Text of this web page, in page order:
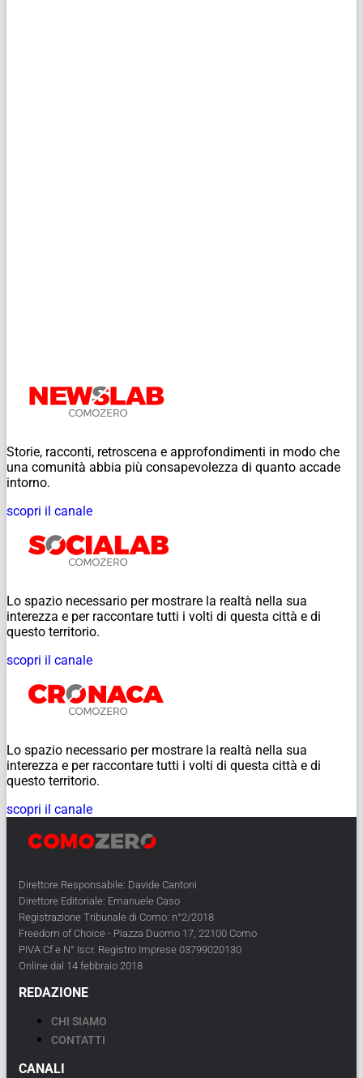
Storie, racconti, retroscena e approfondimenti in modo che
una comunità abbia più consapevolezza di quanto accade
intorno.
scopri il canale
Lo spazio necessario per mostrare la realtà nella sua
interezza e per raccontare tutti i volti di questa città e di
questo territorio.
scopri il canale
Lo spazio necessario per mostrare la realtà nella sua
interezza e per raccontare tutti i volti di questa città e di
questo territorio.
scopri il canale
Direttore Responsabile: Davide Cantoni
Direttore Editoriale: Emanuele Caso
Registrazione Tribunale di Como: n°2/2018
Freedom of Choice - Piazza Duomo 17, 22100 Como
PIVA Cf e N° Iscr. Registro Imprese 03799020130
Online dal 14 febbraio 2018
REDAZIONE
CHI SIAMO
CONTATTI
CANALI